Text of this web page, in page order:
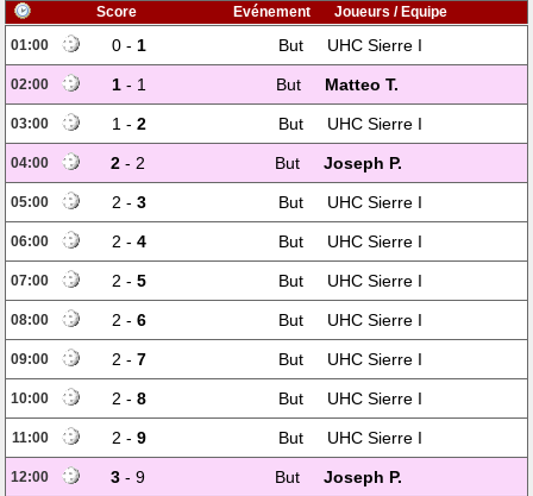
Score Evénement
Joueurs / Equipe
01:00
0 - 1 But UHC Sierre I
02:00 1- 1 But Matteo T.
03:00 1 - 2 But UHC Sierre I
04:00 2 - 2 But Joseph P.
05:00 2 - 3 But UHC Sierre I
06:00 2 - 4 But UHC Sierre I
07:00 2 - 5 But UHC Sierre I
08:00 2 - 6 But UHC Sierre I
09:00 2 - 7 But UHC Sierre I
10:00 2 - 8 But UHC Sierre I
11:00 2 - 9 But UHC Sierre I
12:00 3 - 9 But Joseph P.